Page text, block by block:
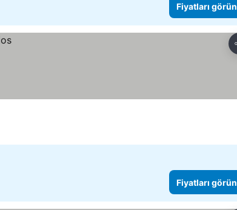
Fiyatları görün
Fiyatları görün